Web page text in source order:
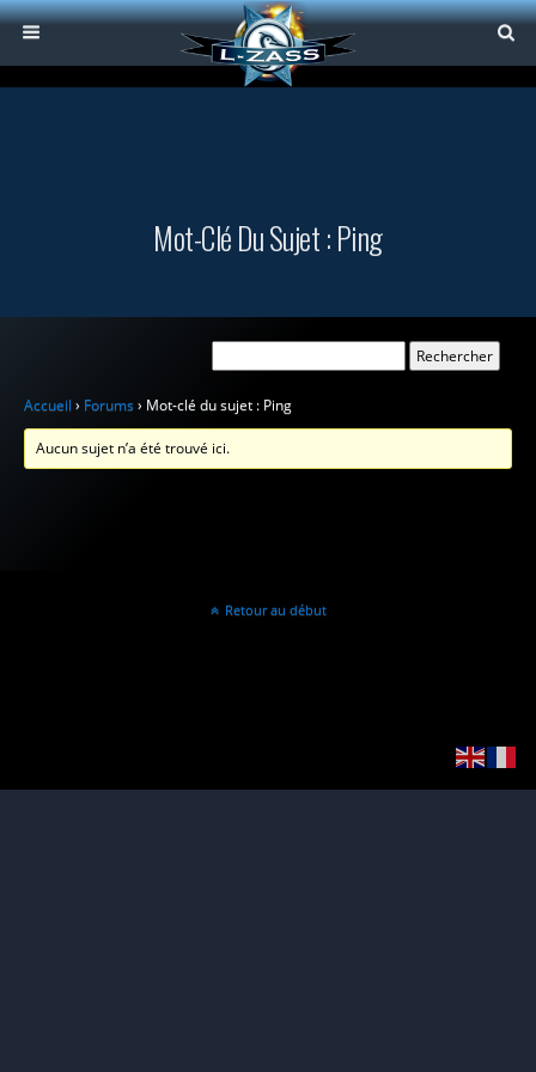
Mot-Clé Du Sujet : Ping
Accueil › Forums › Mot-clé du sujet : Ping
Aucun sujet n’a été trouvé ici.
Retour au début